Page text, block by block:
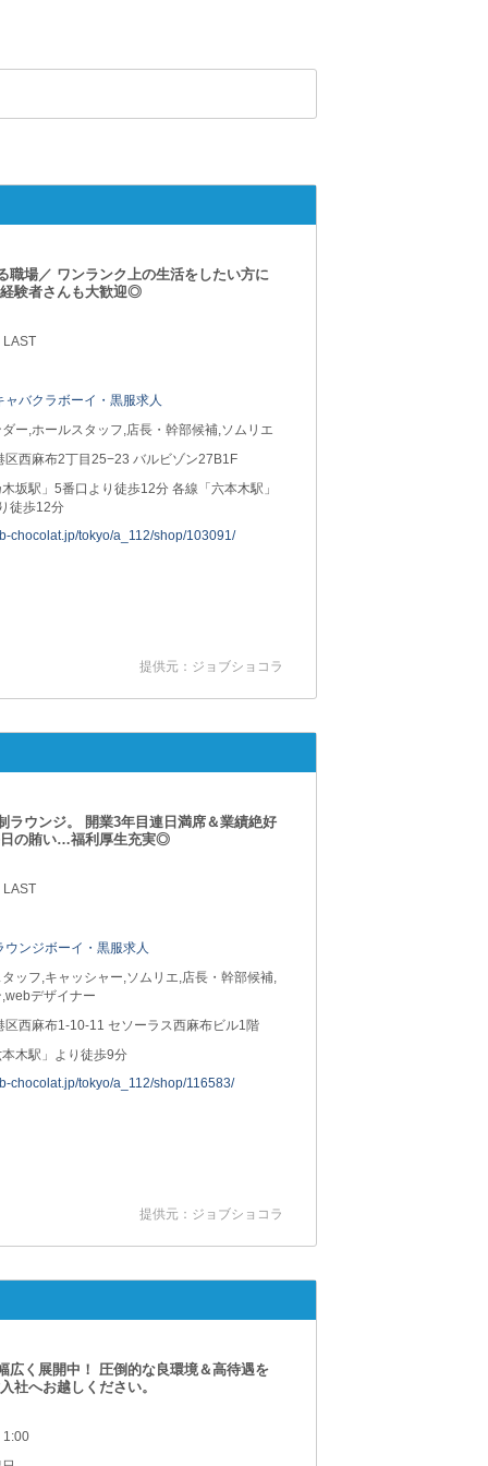
職場／ ワンランク上の生活をしたい方に
験者さんも大歓迎◎
LAST
ャバクラボーイ・黒服求人
ー,ホールスタッフ,店長・幹部候補,ソムリエ
区西麻布2丁目25−23 バルビゾン27B1F
坂駅」5番口より徒歩12分 各線「六本木駅」
徒歩12分
chocolat.jp/tokyo/a_112/shop/103091/
提供元：ジョブショコラ
ラウンジ。 開業3年目連日満席＆業績絶好
の賄い…福利厚生充実◎
LAST
ウンジボーイ・黒服求人
ッフ,キャッシャー,ソムリエ,店長・幹部候補,
デザイナー
区西麻布1-10-11 セソーラス西麻布ビル1階
木駅」より徒歩9分
chocolat.jp/tokyo/a_112/shop/116583/
提供元：ジョブショコラ
広く展開中！ 圧倒的な良環境＆高待遇を
社へお越しください。
1:00